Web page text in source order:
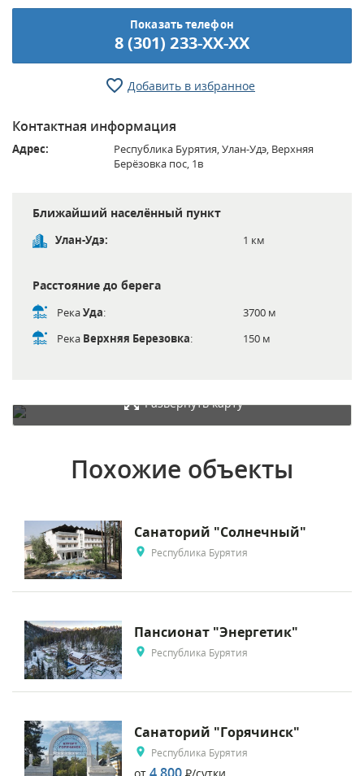
Показать телефон
8 (301) 233-XX-XX
Добавить в избранное
Контактная информация
Адрес:
Республика Бурятия, Улан-Удэ, Верхняя
Берёзовка пос, 1в
Ближайший населённый пункт
Улан-Удэ: 1 км
Расстояние до берега
РекаУда:
3700 м
Река Верхняя Березовка: 150 м
Развернуть карту
Похожие объекты
Санаторий "Солнечный"
Республика Бурятия
Пансионат "Энергетик"
Республика Бурятия
Санаторий "Горячинск"
Республика Бурятия